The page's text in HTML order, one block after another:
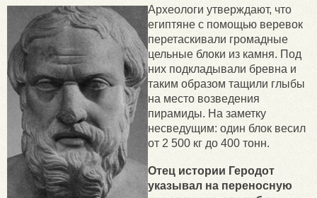
Археологи утверждают, что
египтяне с помощью веревок
перетаскивали громадные
цельные блоки из камня. Под
них подкладывали бревна и
таким образом тащили глыбы
на место возведения
пирамиды. На заметку
несведущим: один блок весил
от 2 500 кг до 400 тонн.
Отец истории Геродот
указывал на переносную